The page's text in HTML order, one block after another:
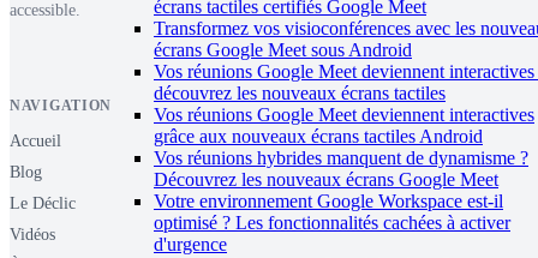
écrans tactiles certifiés Google Meet
Transformez vos visioconférences avec les
écrans Google Meet sous Android
Vos réunions Google Meet deviennent interactives
découvrez les nouveaux écrans tactiles
Vos réunions Google Meet deviennent interactives
grâce aux nouveaux écrans tactiles Android
Vos réunions hybrides manquent de dynamisme ?
Découvrez les nouveaux écrans Google Meet
Votre environnement Google Workspace est-il
optimisé ? Les fonctionnalités cachées à activer
d'urgence
accessible.
NAVIGATION
Accueil
Blog
Le Déclic
Vidéos